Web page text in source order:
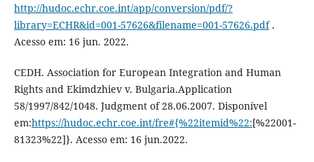
http://hudoc.echr.coe.int/app/conversion/pdf/?
library=ECHR&id=001-57626&filename=001-57626.pdf.
Acesso em: 16 jun. 2022.
CEDH. Association for European Integration and Human
Rights and Ekimdzhiev v. Bulgaria.Application
58/1997/842/1048. Judgment of 28.06.2007. Disponível
em:https://hudoc.echr.coe.int/fre#{%22itemid%22:[%22001-
81323%22]}. Acesso em: 16 jun.2022.